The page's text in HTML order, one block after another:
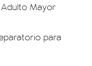
Mayor
para